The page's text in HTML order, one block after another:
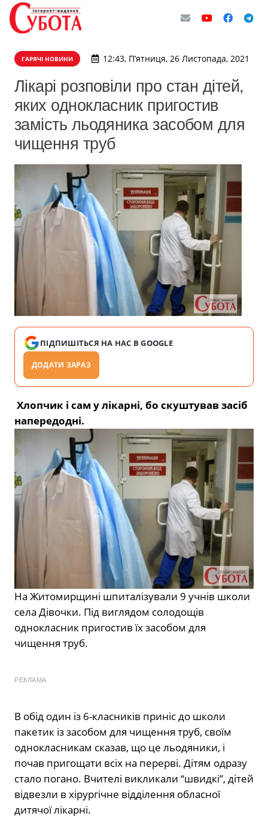
ГАРЯЧІ НОВИНИ 12:43, П’ятниця, 26 Листопада, 2021
Лікарі розповіли про стан дітей,
яких однокласник пригостив
замість льодяника засобом для
чищення труб
ПІДПИШІТЬСЯ НА НАС В GOOGLE
ДОДАТИ ЗАРАЗ
Хлопчик і сам у лікарні, бо скуштував засіб
напередодні.
На Житомирщині шпиталізували 9 учнів школи
села Дівочки. Під виглядом солодощів
однокласник пригостив їх засобом для
чищення труб.
РЕКЛАМА
В обід один із 6-класників приніс до школи
пакетик із засобом для чищення труб, своїм
однокласникам сказав, що це льодяники, і
почав пригощати всіх на перерві. Дітям одразу
стало погано. Вчителі викликали “швидкі”, дітей
відвезли в хірургічне відділення обласної
дитячої лікарні.